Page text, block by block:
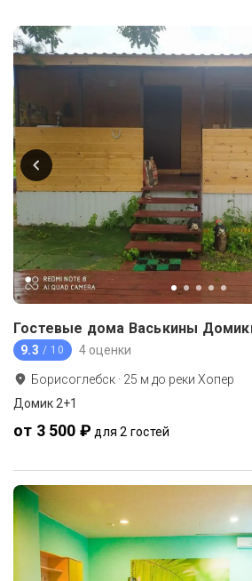
Гостевые дома Васькины
9.3 / 10 4 оценки
Борисоглебск · 25 м до реки Хопер
Домик 2+1
от 3 500 ₽ для 2 гостей